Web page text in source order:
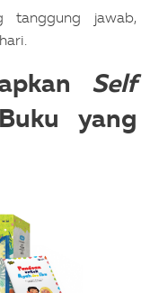
tanggung jawab,
Self
yang